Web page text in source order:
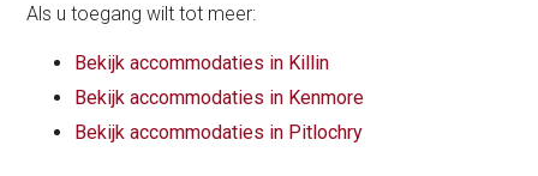
Als u toegang wilt tot meer:
Bekijk accommodaties in Killin
Bekijk accommodaties in Kenmore
Bekijk accommodaties in Pitlochry